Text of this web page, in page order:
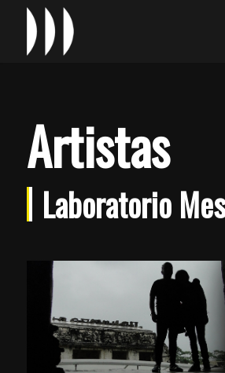
Artistas
Laboratorio